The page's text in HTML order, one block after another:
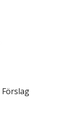
Förslag